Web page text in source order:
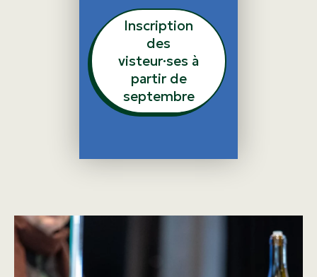
Inscription
des
visteur·ses à
partir de
septembre